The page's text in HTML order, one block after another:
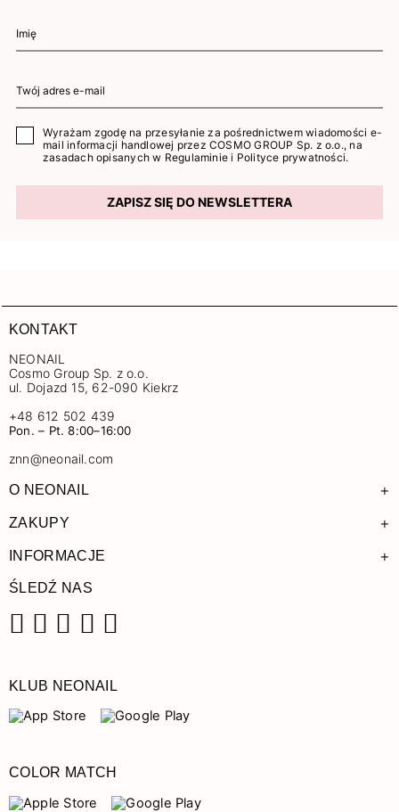
Wyrażam zgodę na przesyłanie za pośrednictwem wiadomości e-
mail informacji handlowej przez COSMO GROUP Sp. z o.o., na
zasadach opisanych w Regulaminie i Polityce prywatności.
ZAPISZ SIĘ DO NEWSLETTERA
KONTAKT
NEONAIL
Cosmo Group Sp. z o.o.
ul. Dojazd 15, 62-090 Kiekrz
+48 612 502 439
Pon. – Pt. 8:00–16:00
znn@neonail.com
O NEONAIL +
ZAKUPY +
INFORMACJE +
ŚLEDŹ NAS
KLUB NEONAIL
COLOR MATCH